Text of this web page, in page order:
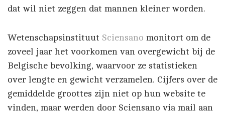
dat wil niet zeggen dat mannen kleiner worden.
Wetenschapsinstituut Sciensano monitort om de
zoveel jaar het voorkomen van overgewicht bij de
Belgische bevolking, waarvoor ze statistieken
over lengte en gewicht verzamelen. Cijfers over de
gemiddelde groottes zijn niet op hun website te
vinden, maar werden door Sciensano via mail aan